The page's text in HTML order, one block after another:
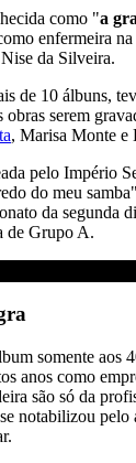
como "a
enfermeira
da Silveira.
de 10 álbuns,
obras serem
, Marisa Monte e
pelo Império
do meu
da segunda
de Grupo A.
somente aos
anos como
são só da
notabilizou pelo